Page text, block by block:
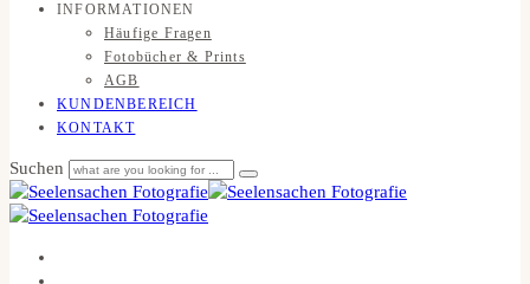
INFORMATIONEN
Häufige Fragen
Fotobücher & Prints
AGB
KUNDENBEREICH
KONTAKT
Suchen